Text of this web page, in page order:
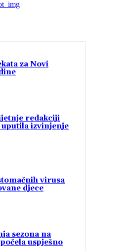
za Novi
redakciji
izvinjenje
virusa
djece
sezona na
uspješno